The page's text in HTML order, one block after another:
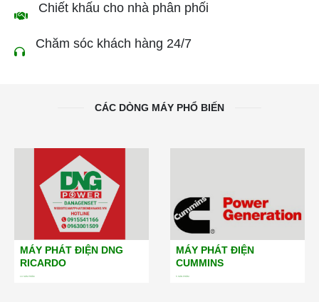
Chiết khấu cho nhà phân phối
Chăm sóc khách hàng 24/7
CÁC DÒNG MÁY PHỔ BIẾN
MÁY PHÁT ĐIỆN DNG
RICARDO
19SẢN PHẨM
MÁY PHÁT ĐIỆN
CUMMINS
5SẢN PHẨM